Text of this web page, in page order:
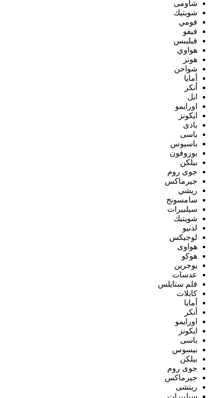
شاومى
شويتيك
فومي
فيفو
فيليبس
هواوي
هونر
شواحن
أمايا
أنكر
ابل
اورايمو
ايكونز
بادى
باسى
باسيوس
بوروفون
بيلكن
جوى روم
جيرماكس
ريشي
سامسونج
سيلبيرات
شويتيك
لدنيو
لوجيكس
هواوى
هوكو
يوجرين
عدسات
قلم ستايلس
كابلات
أمايا
أنكر
اورايمو
ايكونز
باسى
بيسوس
بيلكن
جوى روم
جيرماكس
ريتشى